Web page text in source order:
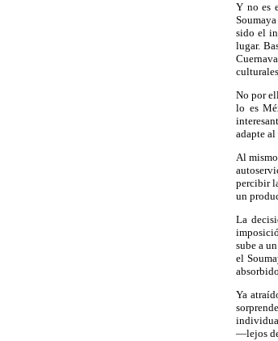
Y no es
sido el
lugar.
No por
lo es
adapte
Al
percibir
un
La
sube a
el
Ya
—lejos de